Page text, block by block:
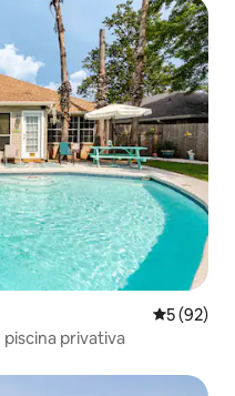
hóspedes
5 de uma
5 (92)
piscina privativa